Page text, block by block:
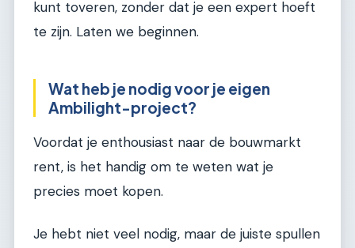
kunt toveren, zonder dat je een expert hoeft
te zijn. Laten we beginnen.
Wat heb je nodig voor je eigen
Ambilight-project?
Voordat je enthousiast naar de bouwmarkt
rent, is het handig om te weten wat je
precies moet kopen.
Je hebt niet veel nodig, maar de juiste spullen